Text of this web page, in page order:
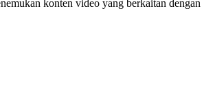
konten video yang berkaitan dengan